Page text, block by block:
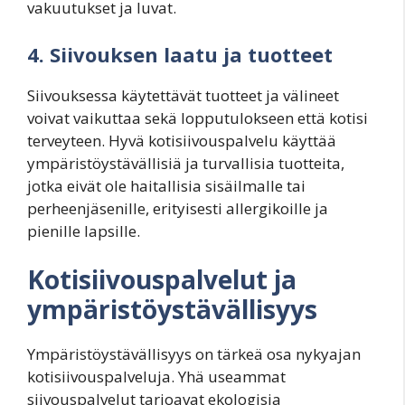
vakuutukset ja luvat.
4. Siivouksen laatu ja tuotteet
Siivouksessa käytettävät tuotteet ja välineet
voivat vaikuttaa sekä lopputulokseen että kotisi
terveyteen. Hyvä kotisiivouspalvelu käyttää
ympäristöystävällisiä ja turvallisia tuotteita,
jotka eivät ole haitallisia sisäilmalle tai
perheenjäsenille, erityisesti allergikoille ja
pienille lapsille.
Kotisiivouspalvelut ja
ympäristöystävällisyys
Ympäristöystävällisyys on tärkeä osa nykyajan
kotisiivouspalveluja. Yhä useammat
siivouspalvelut tarjoavat ekologisia